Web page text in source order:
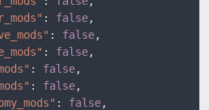
: false,
: false,
: false,
: false,
: false,
: false,